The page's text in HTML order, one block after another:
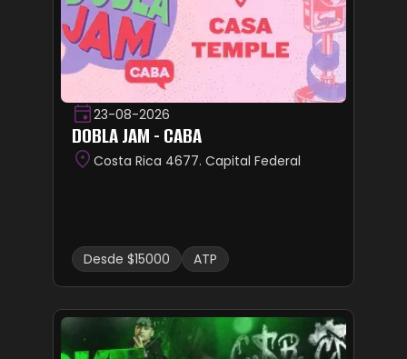
23-08-2026
DOBLA JAM - CABA
Costa Rica 4677. Capital Federal
Desde $15000 ATP